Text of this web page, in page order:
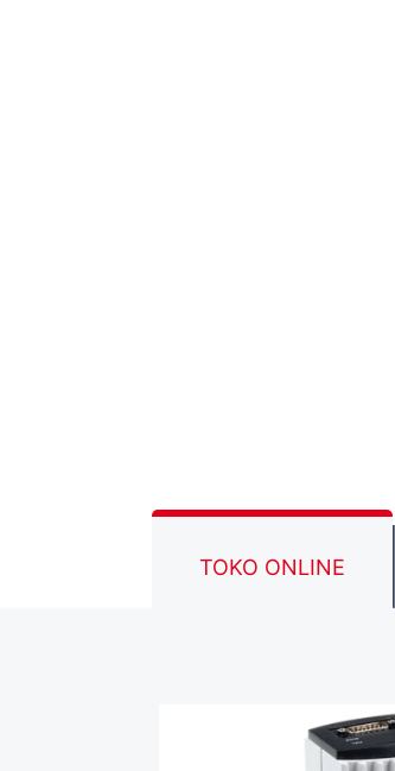
TOKO ONLINE